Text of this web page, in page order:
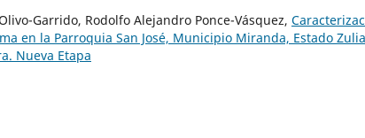
Garrido, Rodolfo Alejandro Ponce-Vásquez,
en la Parroquia San José, Municipio Miranda, Estado Zulia
Nueva Etapa